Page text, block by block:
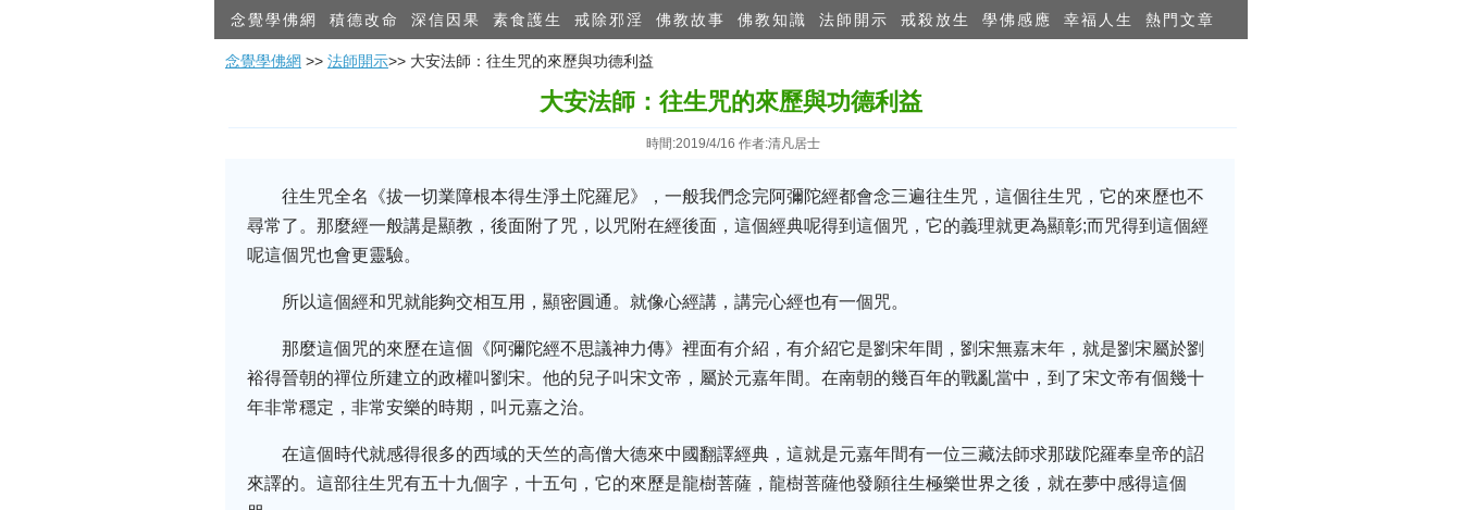
念覺學佛網 積德改命 深信因果 素食護生 戒除邪淫 佛教故事 佛教知識 法師開示 戒殺放生 學佛感應 幸福人生 熱門文章
念覺學佛網 >> 法師開示>> 大安法師：往生咒的來歷與功德利益
大安法師：往生咒的來歷與功德利益
時間:2019/4/16 作者:清凡居士
往生咒全名《拔一切業障根本得生淨土陀羅尼》，一般我們念完阿彌陀經都會念三遍往生咒，這個往生咒，它的來歷也不
尋常了。那麼經一般講是顯教，後面附了咒，以咒附在經後面，這個經典呢得到這個咒，它的義理就更為顯彰;而咒得到這個經
呢這個咒也會更靈驗。
所以這個經和咒就能夠交相互用，顯密圓通。就像心經講，講完心經也有一個咒。
那麼這個咒的來歷在這個《阿彌陀經不思議神力傳》裡面有介紹，有介紹它是劉宋年間，劉宋無嘉末年，就是劉宋屬於劉
裕得晉朝的禪位所建立的政權叫劉宋。他的兒子叫宋文帝，屬於元嘉年間。在南朝的幾百年的戰亂當中，到了宋文帝有個幾十
年非常穩定，非常安樂的時期，叫元嘉之治。
在這個時代就感得很多的西域的天竺的高僧大德來中國翻譯經典，這就是元嘉年間有一位三藏法師求那跋陀羅奉皇帝的詔
來譯的。這部往生咒有五十九個字，十五句，它的來歷是龍樹菩薩，龍樹菩薩他發願往生極樂世界之後，就在夢中感得這個